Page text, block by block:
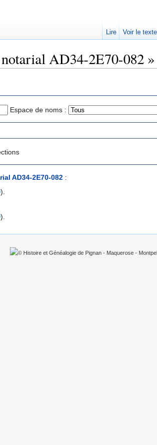
AD34-2E70-082 »
Espace de noms :
AD34-2E70-082 :
).
).
Lire Voir le